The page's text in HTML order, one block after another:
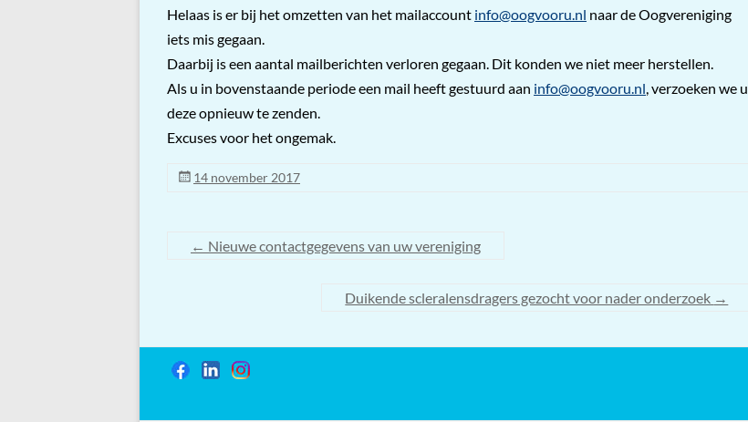
Helaas is er bij het omzetten van het mailaccount info@oogvooru.nl naar de Oogvereniging
iets mis gegaan.
Daarbij is een aantal mailberichten verloren gegaan. Dit konden we niet meer herstellen.
Als u in bovenstaande periode een mail heeft gestuurd aan info@oogvooru.nl , verzoeken we u
deze opnieuw te zenden.
Excuses voor het ongemak.
14 november 2017
← Nieuwe contactgegevens van uw vereniging
Duikende scleralensdragers gezocht voor nader onderzoek →